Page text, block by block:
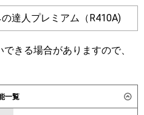
PKZ-
PA-P45K7GCX
SSRA45CT
SSRA45BYNT
SSRA45BJNT
SSRA45BFNT
RKXA04543MU
達人プレミアム（R410A)
きる場合がありますので、
一覧